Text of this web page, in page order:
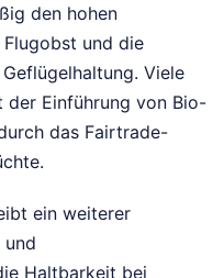
den hohen
und die
Viele
der Einführung von Bio-
das Fairtrade-
ein weiterer
Haltbarkeit bei